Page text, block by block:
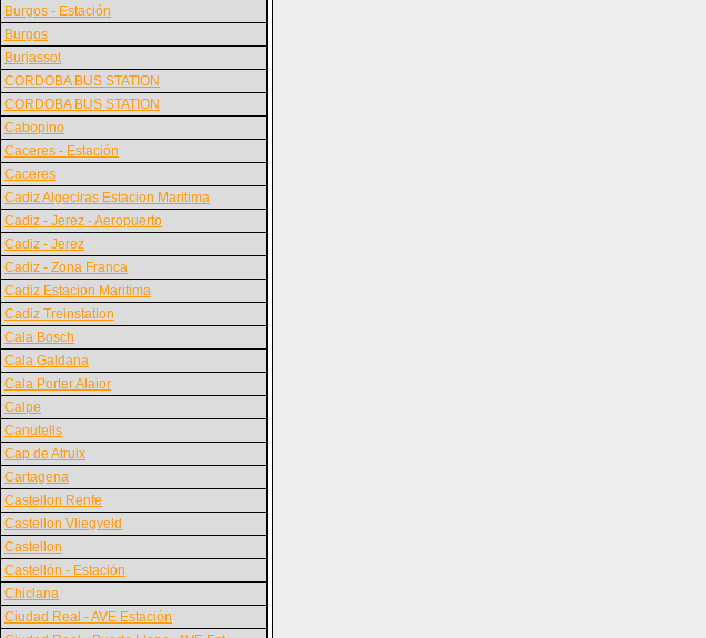
Burgos - Estación
Burgos
Burjassot
CORDOBA BUS STATION
CORDOBA BUS STATION
Cabopino
Caceres - Estación
Caceres
Cadiz Algeciras Estacion Maritima
Cadiz - Jerez - Aeropuerto
Cadiz - Jerez
Cadiz - Zona Franca
Cadiz Estacion Maritima
Cadiz Treinstation
Cala Bosch
Cala Galdana
Cala Porter Alaior
Calpe
Canutells
Cap de Atruix
Cartagena
Castellon Renfe
Castellon Vliegveld
Castellon
Castellón - Estación
Chiclana
Ciudad Real - AVE Estación